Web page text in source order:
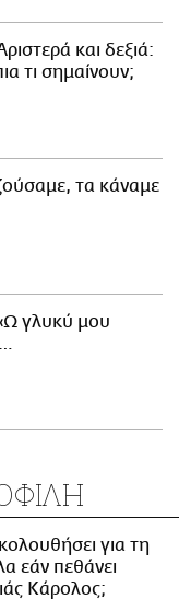
και δεξιά:
τι σημαίνουν;
τα κάναμε
γλυκύ μου
για τη
εάν πεθάνει
Κάρολος;